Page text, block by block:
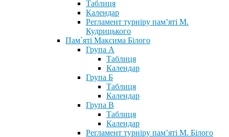
Таблиця
Календар
Регламент турніру пам’яті М.
Кудрицького
Пам`яті Максима Білого
Група А
Таблиця
Календар
Група Б
Таблиця
Календар
Група В
Таблиця
Календар
Регламент турніру пам’яті М. Білого